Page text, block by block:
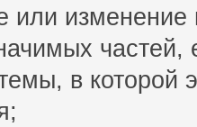
изменение
частей,
в которой